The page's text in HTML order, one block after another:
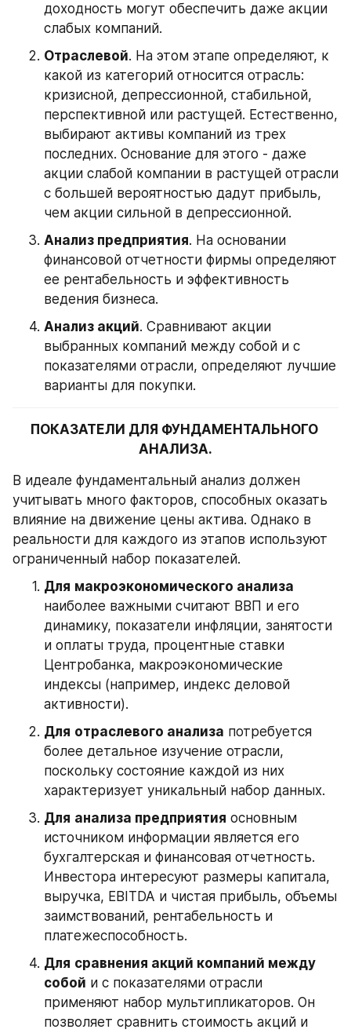
доходность могут обеспечить даже акции
слабых компаний.
Отраслевой. На этом этапе определяют, к
какой из категорий относится отрасль:
кризисной, депрессионной, стабильной,
перспективной или растущей. Естественно,
выбирают активы компаний из трех
последних. Основание для этого - даже
акции слабой компании в растущей отрасли
с большей вероятностью дадут прибыль,
чем акции сильной в депрессионной.
Анализ предприятия. На основании
финансовой отчетности фирмы определяют
ее рентабельность и эффективность
ведения бизнеса.
Анализ акций. Сравнивают акции
выбранных компаний между собой и с
показателями отрасли, определяют лучшие
варианты для покупки.
ПОКАЗАТЕЛИ ДЛЯ ФУНДАМЕНТАЛЬНОГО
АНАЛИЗА.
В идеале фундаментальный анализ должен
учитывать много факторов, способных оказать
влияние на движение цены актива. Однако в
реальности для каждого из этапов используют
ограниченный набор показателей.
Для макроэкономического анализа
наиболее важными считают ВВП и его
динамику, показатели инфляции, занятости
и оплаты труда, процентные ставки
Центробанка, макроэкономические
индексы (например, индекс деловой
активности).
Для отраслевого анализа потребуется
более детальное изучение отрасли,
поскольку состояние каждой из них
характеризует уникальный набор данных.
Для анализа предприятия основным
источником информации является его
бухгалтерская и финансовая отчетность.
Инвестора интересуют размеры капитала,
выручка, EBITDA и чистая прибыль, объемы
заимствований, рентабельность и
платежеспособность.
Для сравнения акций компаний между
собой и с показателями отрасли
применяют набор мультипликаторов. Он
позволяет сравнить стоимость акций и